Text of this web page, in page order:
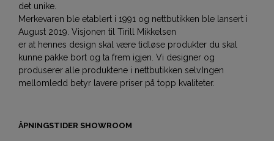
det unike.
Merkevaren ble etablert i 1991 og nettbutikken ble lansert i
August 2019. Visjonen til Tirill Mikkelsen
er at hennes design skal være tidløse produkter du skal
kunne pakke bort og ta frem igjen. Vi designer og
produserer alle produktene i nettbutikken selv.Ingen
mellomledd betyr lavere priser på topp kvaliteter.
ÅPNINGSTIDER SHOWROOM